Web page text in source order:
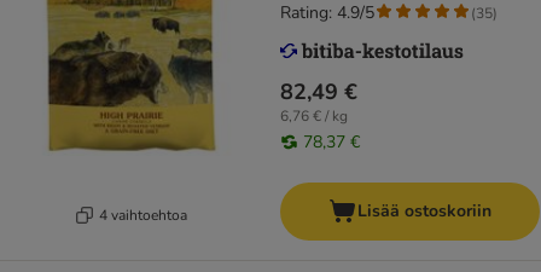
4 vaihtoehtoa
82,49 €
6,76 € / kg
78,37 €
Rating: 4.9/5 (35)
Lisää ostoskoriin